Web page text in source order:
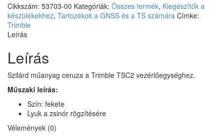
Cikkszám: 53703-00 Kategóriák: Összes termék, Kiegészítők a
készülékekhez, Tartozékok a GNSS és a TS számára Címke:
Trimble
Leírás
Leírás
Szilárd műanyag ceruza a Trimble TSC2 vezérlőegységhez.
Műszaki leírás:
Szín: fekete
Lyuk a zsinór rögzítésére
Vélemények (0)